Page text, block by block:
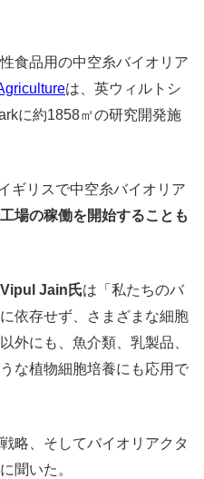
食品用の中空糸バイオリア
は、英ウィルトシ
に約1858㎡の研究開発施
ギリスで中空糸バイオリア
場の稼働を開始することも
Vipul Jain氏は「私たちのバ
依存せず、さまざまな細胞
外にも、魚介類、乳製品、
な植物細胞培養にも応用で
略、そしてバイオリアクタ
に聞いた。